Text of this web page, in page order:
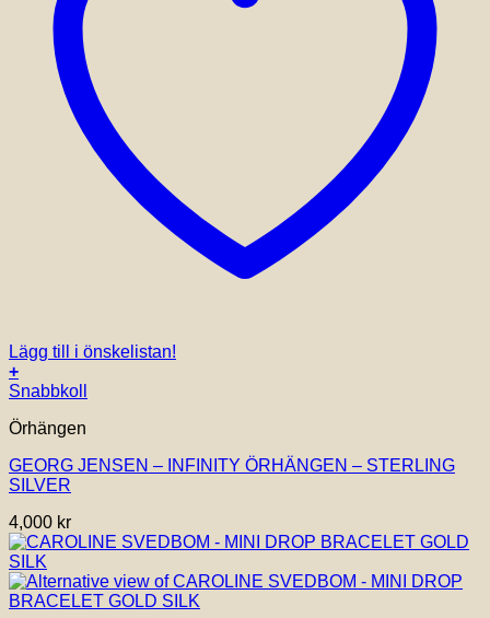
Lägg till i önskelistan!
+
Snabbkoll
Örhängen
GEORG JENSEN – INFINITY ÖRHÄNGEN – STERLING
SILVER
4,000 kr